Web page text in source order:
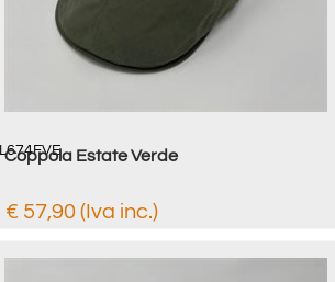
L674FVE
Coppola Estate Verde
€ 57,90 (Iva inc.)